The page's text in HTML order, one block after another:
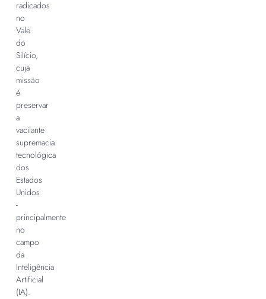
radicados
no
Vale
do
Silício,
cuja
missão
é
preservar
a
vacilante
supremacia
tecnológica
dos
Estados
Unidos
-
principalmente
no
campo
da
Inteligência
Artificial
(IA).